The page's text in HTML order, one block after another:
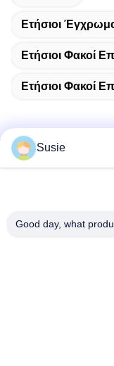
Ετήσιοι
Ετήσιοι Φακοί
Ετήσιοι Φακοί
Δωμάτιο 1101,
Susie
Good day, what